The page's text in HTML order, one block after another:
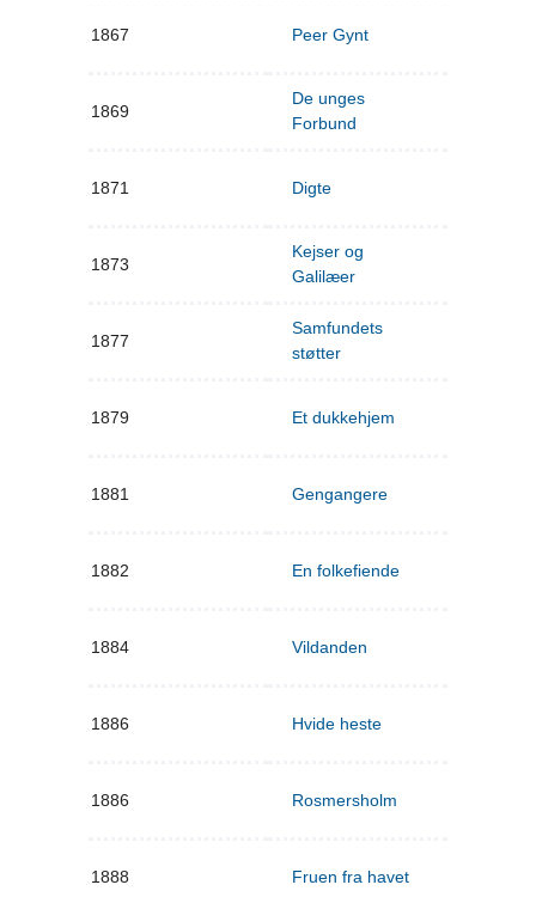
1867 Peer Gynt
1869
De unges
Forbund
1871 Digte
1873
Kejser og
Galilæer
1877
Samfundets
støtter
1879 Et dukkehjem
1881 Gengangere
1882 En folkefiende
1884 Vildanden
1886 Hvide heste
1886 Rosmersholm
1888 Fruen fra havet